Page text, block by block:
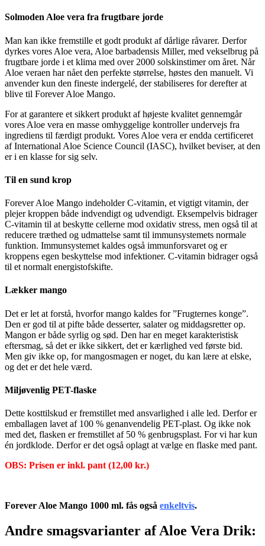
Solmoden Aloe vera fra frugtbare jorde
Man kan ikke fremstille et godt produkt af dårlige råvarer. Derfor
dyrkes vores Aloe vera, Aloe barbadensis Miller, med vekselbrug på
frugtbare jorde i et klima med over 2000 solskinstimer om året. Når
Aloe veraen har nået den perfekte størrelse, høstes den manuelt. Vi
anvender kun den fineste indergelé, der stabiliseres for derefter at
blive til Forever Aloe Mango.
For at garantere et sikkert produkt af højeste kvalitet gennemgår
vores Aloe vera en masse omhyggelige kontroller undervejs fra
ingrediens til færdigt produkt. Vores Aloe vera er endda certificeret
af International Aloe Science Council (IASC), hvilket beviser, at den
er i en klasse for sig selv.
Til en sund krop
Forever Aloe Mango indeholder C-vitamin, et vigtigt vitamin, der
plejer kroppen både indvendigt og udvendigt. Eksempelvis bidrager
C-vitamin til at beskytte cellerne mod oxidativ stress, men også til at
reducere træthed og udmattelse samt til immunsystemets normale
funktion. Immunsystemet kaldes også immunforsvaret og er
kroppens egen beskyttelse mod infektioner. C-vitamin bidrager også
til et normalt energistofskifte.
Lækker mango
Det er let at forstå, hvorfor mango kaldes for ”Frugternes konge”.
Den er god til at pifte både desserter, salater og middagsretter op.
Mangon er både syrlig og sød. Den har en meget karakteristisk
eftersmag, så det er ikke sikkert, det er kærlighed ved første bid.
Men giv ikke op, for mangosmagen er noget, du kan lære at elske,
og det er det hele værd.
Miljøvenlig PET-flaske
Dette kosttilskud er fremstillet med ansvarlighed i alle led. Derfor er
emballagen lavet af 100 % genanvendelig PET-plast. Og ikke nok
med det, flasken er fremstillet af 50 % genbrugsplast. For vi har kun
én jordklode. Derfor er det også oplagt at vælge en flaske med pant.
OBS: Prisen er inkl. pant (12,00 kr.)
Forever Aloe Mango 1000 ml. fås også enkeltvis.
Andre smagsvarianter af Aloe Vera Drik: